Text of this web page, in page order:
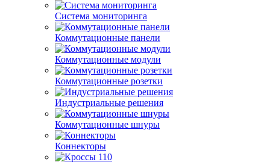
Система мониторинга
Коммутационные панели
Коммутационные модули
Коммутационные розетки
Индустриальные решения
Коммутационные шнуры
Коннекторы